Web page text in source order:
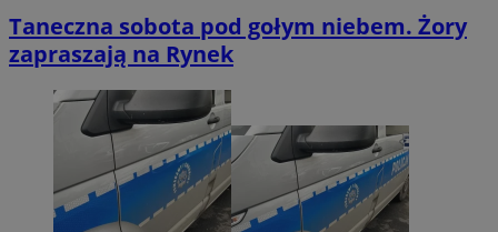
Taneczna sobota pod gołym niebem. Żory
zapraszają na Rynek